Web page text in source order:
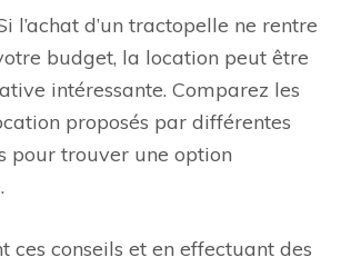
l’achat d’un tractopelle ne rentre
budget, la location peut être
intéressante. Comparez les
proposés par différentes
pour trouver une option
ces conseils et en effectuant des